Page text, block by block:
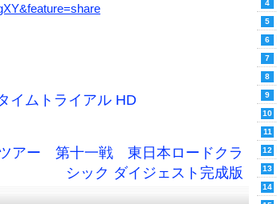
イムトライアル HD
アー 第十一戦 東日本ロードクラ
シック ダイジェスト完成版